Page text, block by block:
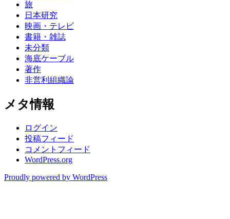
旅
日本研究
映画・テレビ
書籍・雑誌
未分類
海底ケーブル
著作
非営利組織論
メタ情報
ログイン
投稿フィード
コメントフィード
WordPress.org
Proudly powered by WordPress